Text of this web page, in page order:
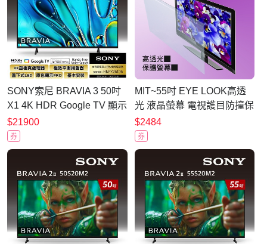
SONY索尼 BRAVIA 3 50吋
X1 4K HDR Google TV 顯示
器 Y-50S30
$21900
券
MIT~55吋 EYE LOOK高透
光 液晶螢幕 電視護目防撞保
護鏡 SONY A款 新規格
$2484
券